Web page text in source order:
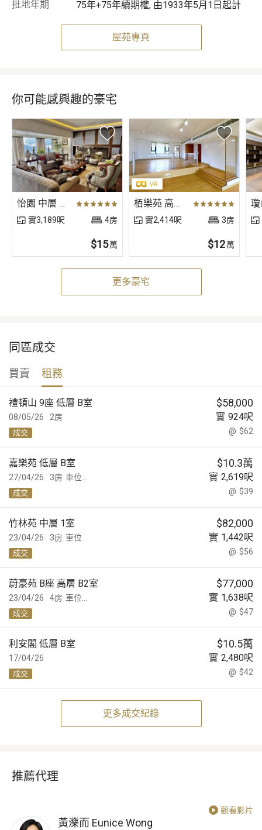
批地年期 75年+75年續期權, 由1933年5月1日起計
屋苑專頁
你可能感興趣的豪宅
怡園 中層 A6室
實3,189呎 4房
$15萬
栢樂苑 高層 B室
實2,414呎 3房
$12萬
更多豪宅
同區成交
買賣 租務
08/05/26
禮頓山 9座 低層 B室 $58,000
實 924呎
2房
@ $62
成交
27/04/26
嘉樂苑 低層 B室 $10.3萬
車位... 實 2,619呎
3房
@ $39
成交
23/04/26
竹林苑 中層 1室 $82,000
車位 實 1,442呎
3房
@ $56
成交
23/04/26
蔚豪苑 B座 高層 B2室 $77,000
車位... 實 1,638呎
4房
@ $47
成交
17/04/26
利安閣 低層 B室 $10.5萬
實 2,480呎
@ $42
成交
更多成交紀錄
推薦代理
觀看影片
黃濼而 Eunice Wong